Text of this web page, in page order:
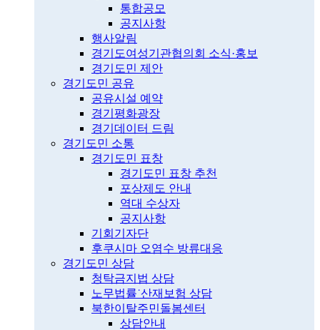
통합공모
공지사항
행사알림
경기도여성기관협의회 소식·홍보
경기도민 제안
경기도민 공유
공유시설 예약
경기평화광장
경기데이터 드림
경기도민 소통
경기도민 표창
경기도민 표창 추천
포상제도 안내
역대 수상자
공지사항
기회기자단
후쿠시마 오염수 방류대응
경기도민 상담
청탁금지법 상담
노무법률˙산재보험 상담
북한이탈주민돌봄센터
상담안내